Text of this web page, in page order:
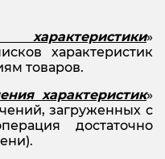
характеристики»
характеристик
товаров.
характеристик»
загруженных с
достаточно